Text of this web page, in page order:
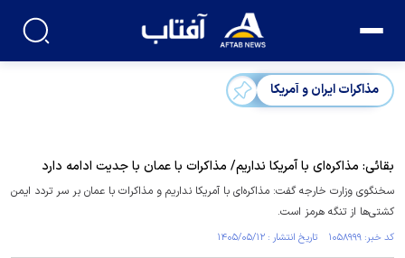
مذاکرات ایران و آمریکا
بقائی: مذاکره‌ای با آمریکا نداریم/ مذاکرات با عمان با جدیت ادامه دارد
سخنگوی وزارت خارجه گفت: مذاکره‌ای با آمریکا نداریم و مذاکرات با عمان بر سر تردد ایمن
کشتی‌ها از تنگه هرمز است.
کد خبر: ۱۰۵۸۹۹۹ تاریخ انتشار : ۱۴۰۵/۰۵/۱۲